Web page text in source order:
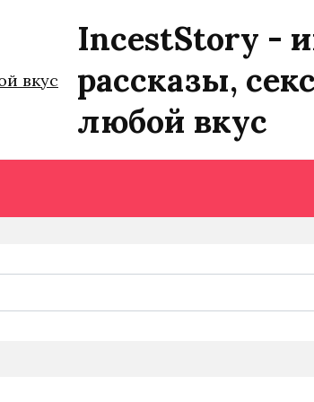
IncestStory -
рассказы,
любой вкус